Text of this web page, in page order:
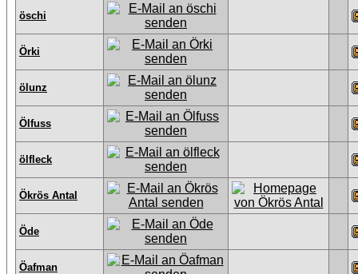
öschi
Örki
ölunz
Ölfuss
ölfleck
Ökrös Antal
Öde
Öafman